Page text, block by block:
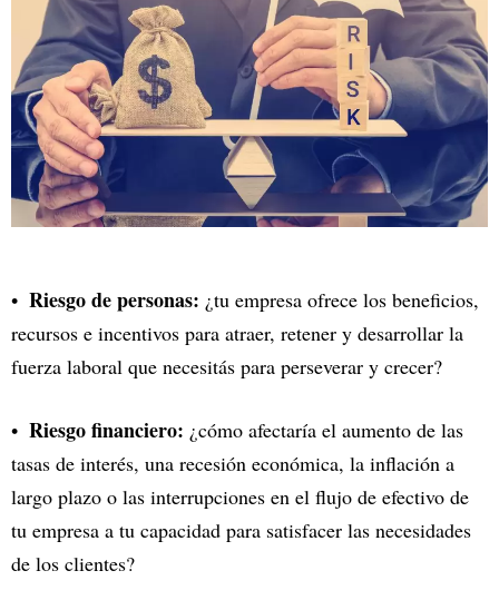
Riesgo de personas: ¿tu empresa ofrece los beneficios,
recursos e incentivos para atraer, retener y desarrollar la
fuerza laboral que necesitás para perseverar y crecer?
Riesgo financiero: ¿cómo afectaría el aumento de las
tasas de interés, una recesión económica, la inflación a
largo plazo o las interrupciones en el flujo de efectivo de
tu empresa a tu capacidad para satisfacer las necesidades
de los clientes?